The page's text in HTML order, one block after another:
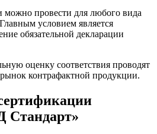
провести для любого вида
условием является
обязательной декларации
оценку соответствия проводят
контрафактной продукции.
Стандарт»